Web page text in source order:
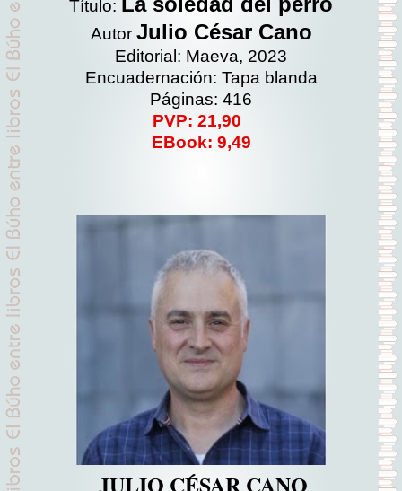
Título:
Autor Julio César Cano
Editorial: Maeva, 2023
Encuadernación: Tapa blanda
Páginas: 416
PVP: 21,90
EBook: 9,49
JULIO CÉSAR CANO